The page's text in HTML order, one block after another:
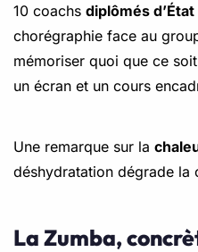
10 coachs diplômés d’État
chorégraphie face au
mémoriser quoi que ce
un écran et un cours
Une remarque sur la
déshydratation dégrade la
La Zumba,